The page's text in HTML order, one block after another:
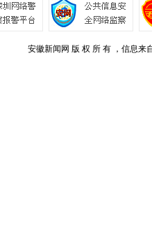
安徽新闻网 版 权 所 有 ，信息